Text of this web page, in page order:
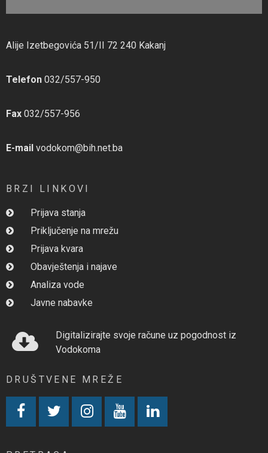
Alije Izetbegovića 51/II 72 240 Kakanj
Telefon 032/557-950
Fax 032/557-956
E-mail vodokom@bih.net.ba
BRZI LINKOVI
Prijava stanja
Priključenje na mrežu
Prijava kvara
Obavještenja i najave
Analiza vode
Javne nabavke
Digitalizirajte svoje račune uz pogodnost iz
Vodokoma
DRUŠTVENE MREŽE